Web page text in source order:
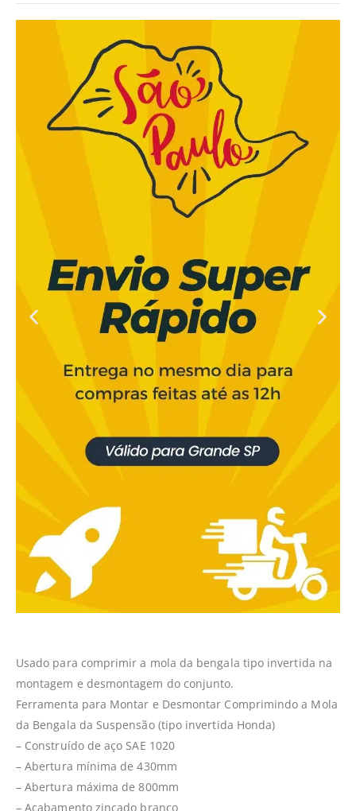
Usado para comprimir a mola da bengala tipo invertida na
montagem e desmontagem do conjunto.
Ferramenta para Montar e Desmontar Comprimindo a Mola
da Bengala da Suspensão (tipo invertida Honda)
– Construído de aço SAE 1020
– Abertura mínima de 430mm
– Abertura máxima de 800mm
– Acabamento zincado branco